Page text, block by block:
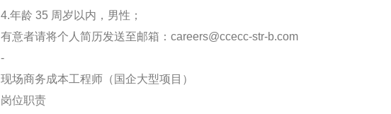
4.年龄 35 周岁以内，男性；
有意者请将个人简历发送至邮箱：careers@ccecc-str-b.com
-
现场商务成本工程师（国企大型项目）
岗位职责